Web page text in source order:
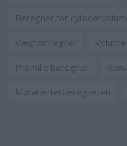
Beregner for
Vægtomregner
Promille beregner
Morarenterberegneren